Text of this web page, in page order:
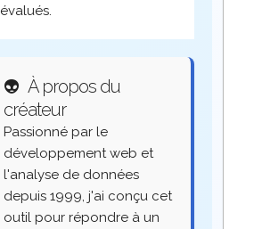
évalués.
👽 À propos du
créateur
Passionné par le
développement web et
l'analyse de données
depuis 1999, j'ai conçu cet
outil pour répondre à un